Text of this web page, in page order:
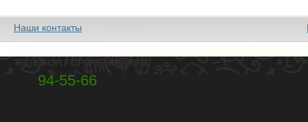
Наши контакты
94-55-66